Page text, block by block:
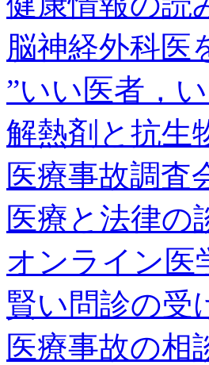
脳神経外科医
”いい医者，
解熱剤と抗生
医療事故調査
医療と法律の
オンライン医
賢い問診の受
医療事故の相